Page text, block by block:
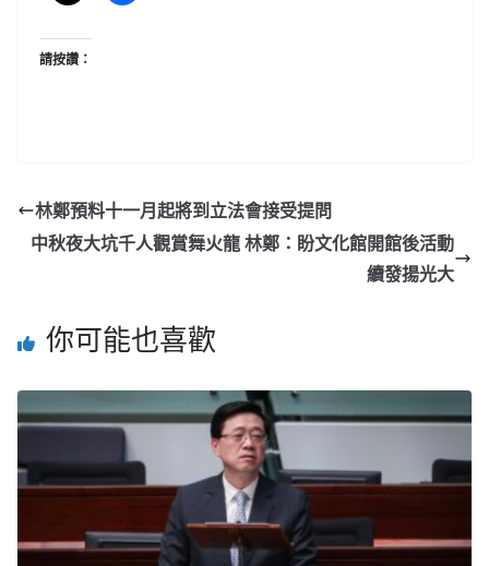
請按讚：
林鄭預料十一月起將到立法會接受提問
中秋夜大坑千人觀賞舞火龍 林鄭：盼文化館開館後活動
續發揚光大
你可能也喜歡